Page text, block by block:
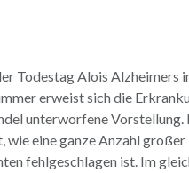
Todestag Alois Alzheimers
erweist sich die
unterworfene Vorstellung.
wie eine ganze Anzahl großer
fehlgeschlagen ist. Im